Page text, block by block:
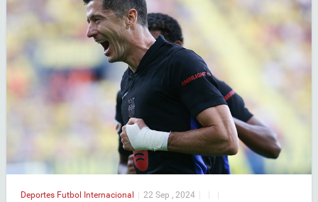
Deportes Futbol Internacional 22 Sep , 2024